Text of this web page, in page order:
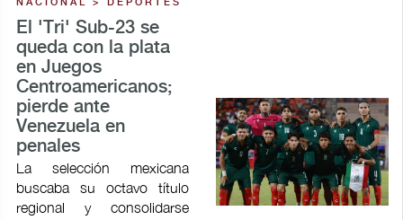
NACIONAL > DEPORTES
El 'Tri' Sub-23 se
queda con la plata
en Juegos
Centroamericanos;
pierde ante
Venezuela en
penales
La selección mexicana
buscaba su octavo título
regional y consolidarse